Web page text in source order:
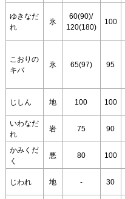
ゆきなだ
れ
氷
60(90)/
120(180)
100
こおりの
キバ
氷 65(97) 95
じしん 地 100 100
いわなだ
れ
岩 75 90
かみくだ
く
悪 80 100
じわれ 地 - 30